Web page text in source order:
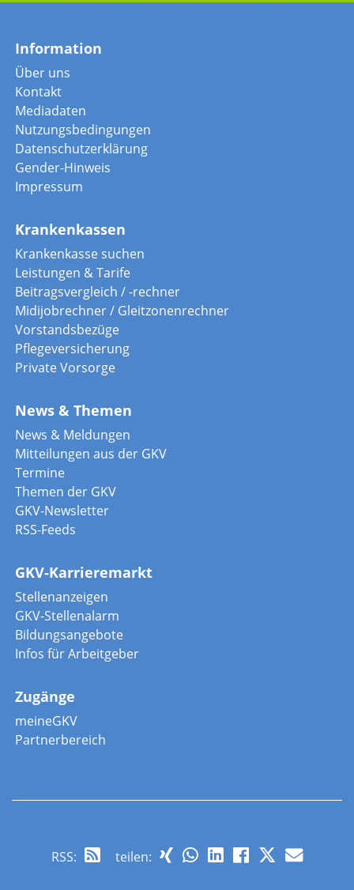
Information
Über uns
Kontakt
Mediadaten
Nutzungsbedingungen
Datenschutzerklärung
Gender-Hinweis
Impressum
Krankenkassen
Krankenkasse suchen
Leistungen & Tarife
Beitragsvergleich / -rechner
Midijobrechner / Gleitzonenrechner
Vorstandsbezüge
Pflegeversicherung
Private Vorsorge
News & Themen
News & Meldungen
Mitteilungen aus der GKV
Termine
Themen der GKV
GKV-Newsletter
RSS-Feeds
GKV-Karrieremarkt
Stellenanzeigen
GKV-Stellenalarm
Bildungsangebote
Infos für Arbeitgeber
Zugänge
meineGKV
Partnerbereich
RSS: teilen: